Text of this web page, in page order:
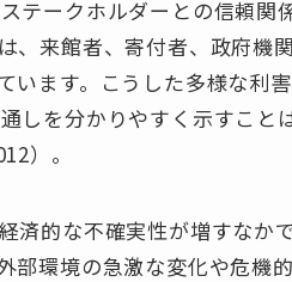
テークホルダーとの信頼関
、来館者、寄付者、政府機
います。こうした多様な利
しを分かりやすく示すこと
）。
済的な不確実性が増すなか
部環境の急激な変化や危機